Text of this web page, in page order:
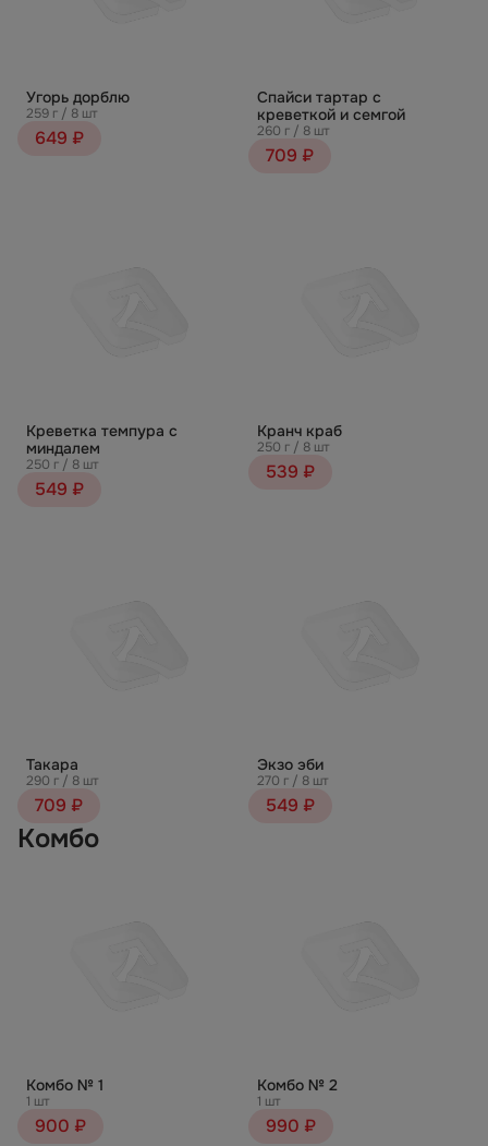
Угорь дорблю
259 г / 8 шт
649 ₽
Спайси тартар с
креветкой и семгой
260 г / 8 шт
709 ₽
Креветка темпура с
миндалем
250 г / 8 шт
549 ₽
Кранч краб
250 г / 8 шт
539 ₽
Такара
290 г / 8 шт
709 ₽
Экзо эби
270 г / 8 шт
549 ₽
Комбо
Комбо № 1
1 шт
900 ₽
Комбо № 2
1 шт
990 ₽